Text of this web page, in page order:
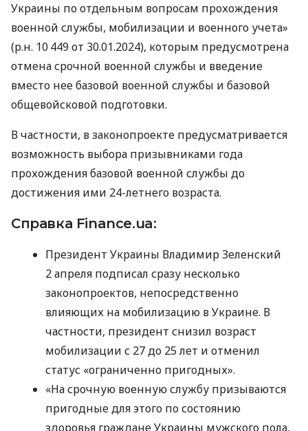
Украины по отдельным вопросам прохождения
военной службы, мобилизации и военного учета»
(р.н. 10 449 от 30.01.2024), которым предусмотрена
отмена срочной военной службы и введение
вместо нее базовой военной службы и базовой
общевойсковой подготовки.
В частности, в законопроекте предусматривается
возможность выбора призывниками года
прохождения базовой военной службы до
достижения ими 24-летнего возраста.
Справка Finance.ua:
Президент Украины Владимир Зеленский
2 апреля подписал сразу несколько
законопроектов, непосредственно
влияющих на мобилизацию в Украине. В
частности, президент снизил возраст
мобилизации с 27 до 25 лет и отменил
статус «ограниченно пригодных».
«На срочную военную службу призываются
пригодные для этого по состоянию
здоровья граждане Украины мужского пола,